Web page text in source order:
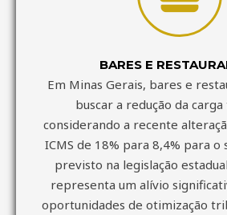
BARES E
Em Minas Gerais, bares e
buscar a redução da
considerando a recente
ICMS de 18% para 8,4% para
previsto na legislação
representa um alívio
oportunidades de otimização